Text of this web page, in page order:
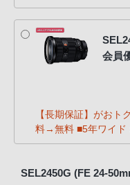
会員
【長期保証】がおト
料→無料 ■5年ワイ
SEL2450G (FE 24-